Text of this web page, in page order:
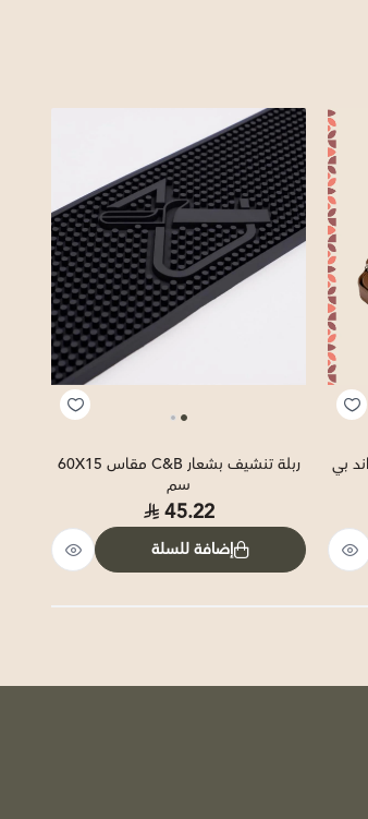
ربلة تنشيف بشعار C&B مقاس 60X15
سم
45.22
إضافة للسلة